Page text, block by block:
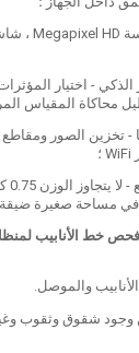
الذكي - اختيار
محاكاة المقياس
في مساحة صغيرة
والموصل.
شقوق وثقوب